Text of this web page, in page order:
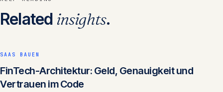
Related insights.
SAAS BAUEN
FinTech-Architektur: Geld, Genauigkeit und
Vertrauen im Code